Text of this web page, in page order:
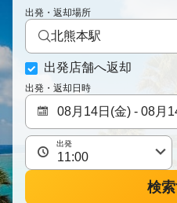
出発・返却場所
北熊本駅
出発店舗へ返却
出発・返却日時
出発
検